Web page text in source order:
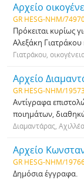
Αρχείο
GR HESG-NHM/
Πρόκειται κυρίως
Αλεξάκη Γιατράκου
Γιατράκου,
Αρχείο
GR HESG-NHM/
Αντίγραφα
ποιημάτων,
Διαμαντάρας,
Αρχείο
GR HESG-NHM/
Δημόσια έγγραφα.